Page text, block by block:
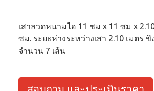
เสาลวดหนามไอ 11 ซม x 11 ซม x
ซม. ระยะห่างระหว่างเสา 2.10 เมตร
จำนวน 7 เส้น